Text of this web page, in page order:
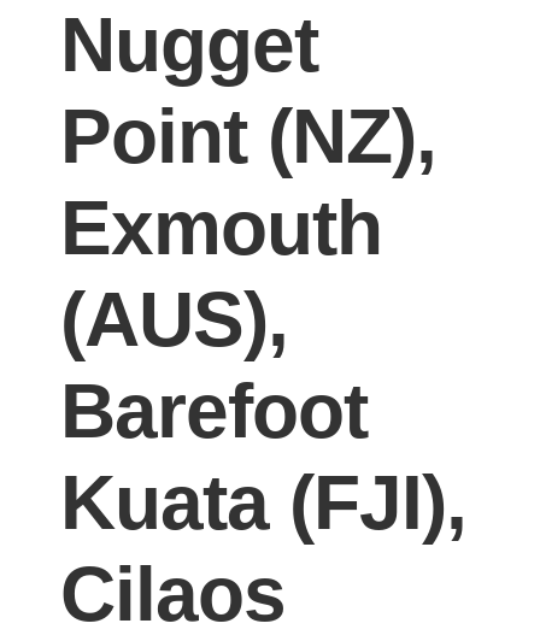
Nugget
Point (NZ),
Exmouth
(AUS),
Barefoot
Kuata (FJI),
Cilaos